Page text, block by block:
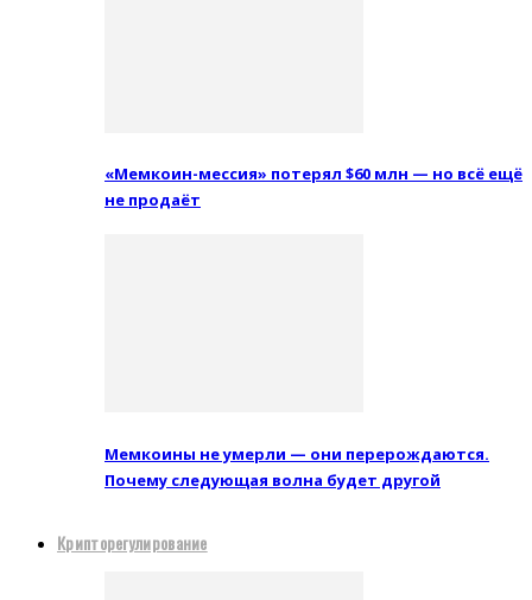
«Мемкоин-мессия» потерял $60 млн — но всё ещё
не продаёт
Мемкоины не умерли — они перерождаются.
Почему следующая волна будет другой
Крипторегулирование